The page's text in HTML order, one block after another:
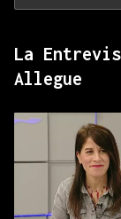
La
Allegue